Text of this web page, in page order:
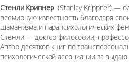
Стенли Крипнер (Stanley Krippner) —
всемирную известность благодаря
шаманизма и парапсихологических
Стенли — доктор философии,
Автор десятков книг по
психологической ассоциации за